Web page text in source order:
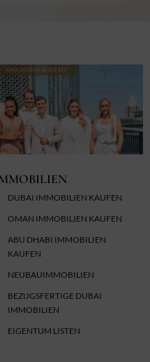
DUBAI IMMOBILIEN KAUFEN
OMAN IMMOBILIEN KAUFEN
ABU DHABI IMMOBILIEN
KAUFEN
NEUBAUIMMOBILIEN
BEZUGSFERTIGE DUBAI
IMMOBILIEN
EIGENTUM LISTEN